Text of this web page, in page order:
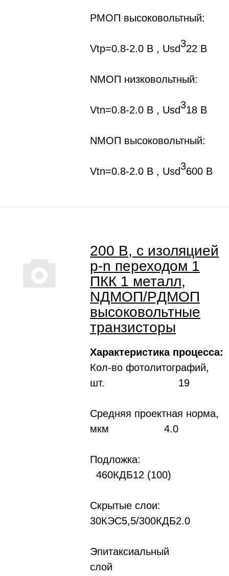
PMOП высоковольтный:
Vtp=0.8-2.0 B , Usd322 В
NMOП низковольтный:
Vtn=0.8-2.0 B , Usd318 В
NMOП высоковольтный:
Vtn=0.8-2.0 B , Usd3600 В
200 В, с изоляцией
p-n переходом 1
ПКК 1 металл,
NДMOП/PДMOП
высоковольтные
транзисторы
Характеристика процесса:
Кол-во фотолитографий,
шт. 19
Средняя проектная норма,
мкм 4.0
460КДБ12 (100)
Скрытые слои:
30КЭС5,5/300КДБ2.0
Эпитаксиальный
слой